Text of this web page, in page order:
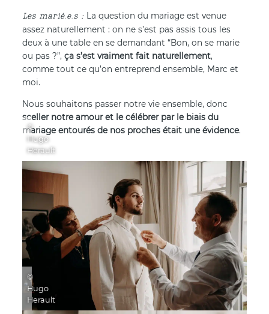
La question du mariage est venue
assez naturellement : on ne s’est pas assis tous les
deux à une table en se demandant “Bon, on se marie
ou pas ?”,ça s’est vraiment fait naturellement,
comme tout ce qu’on entreprend ensemble, Marc et
moi.
Nous souhaitons passer notre vie ensemble, donc
sceller notre amour et le célébrer par le biais du
mariage entourés de nos proches était une évidence.
©
Hugo
Herault
©
Hugo
Herault